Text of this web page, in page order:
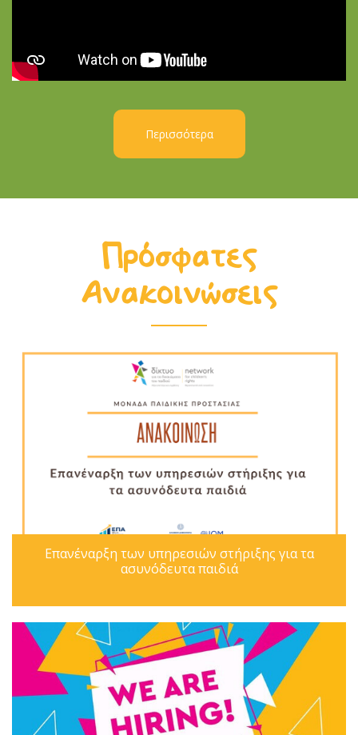
Περισσότερα
Πρόσφατες
Ανακοινώσεις
Επανέναρξη των υπηρεσιών στήριξης για τα
ασυνόδευτα παιδιά